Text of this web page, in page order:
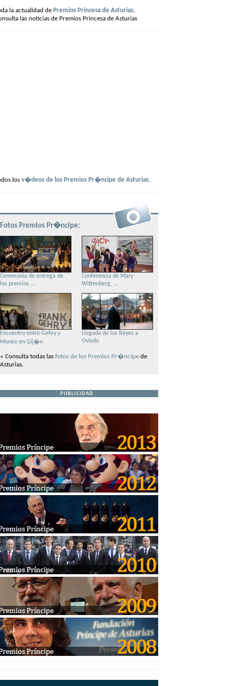
la actualidad de Premios Princesa de Asturias.
las noticias de Premios Princesa de Asturias
los v�deos de los Premios Pr�ncipe de Asturias.
Fotos Premios Pr�ncipe:
Ceremonia de entrega de
los premios ...
Conferencia de Mary
Wittenberg, ...
Encuentro entre Gehry y
Moneo en Gij�n
Llegada de los Reyes a
Oviedo
» Consulta todas las fotos de los Premios Pr�ncipede
Asturias.